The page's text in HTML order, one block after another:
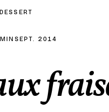
DESSERT
SEPT. 2014